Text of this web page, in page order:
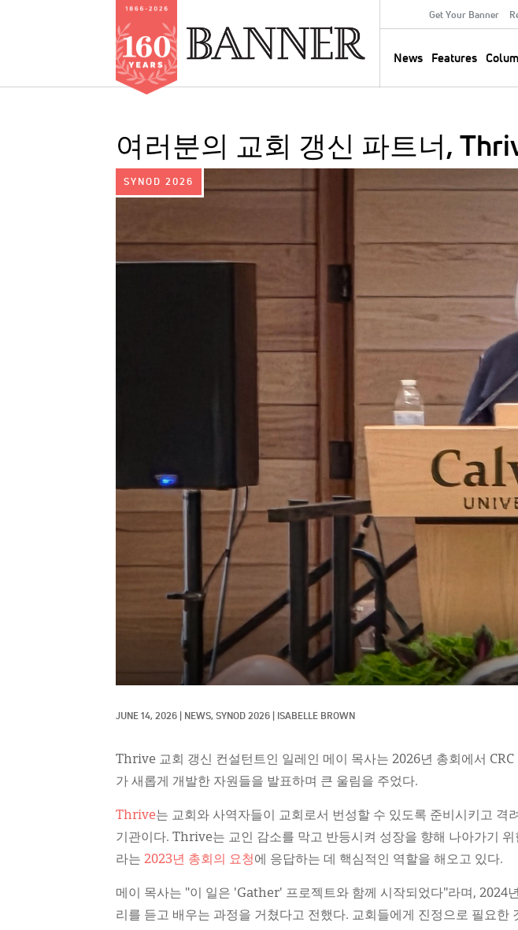
Secondary
Menu
Get Your Banner
News Features
여러분의 교회 갱신 파트너,
IMAGE:
SYNOD 2026
JUNE 14, 2026 NEWS, SYNOD 2026 ISABELLE BROWN
Thrive 교회 갱신 컨설턴트인 일레인 메이 목사는 2026년 총회에서
가 새롭게 개발한 자원들을 발표하며 큰 울림을 주었다.
Thrive는 교회와 사역자들이 교회로서 번성할 수 있도록 준비시키고 격
기관이다. Thrive는 교인 감소를 막고 반등시켜 성장을 향해 나아가기
라는 2023년 총회의 요청에 응답하는 데 핵심적인 역할을 해오고 있다.
메이 목사는 "이 일은 'Gather' 프로젝트와 함께 시작되었다"라며, 2024
리를 듣고 배우는 과정을 거쳤다고 전했다. 교회들에게 진정으로 필요한